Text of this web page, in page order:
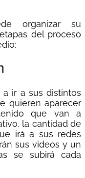
organizar su
del proceso
ir a sus distintos
quieren aparecer
que van a
la cantidad de
irá a sus redes
sus videos y un
se subirá cada